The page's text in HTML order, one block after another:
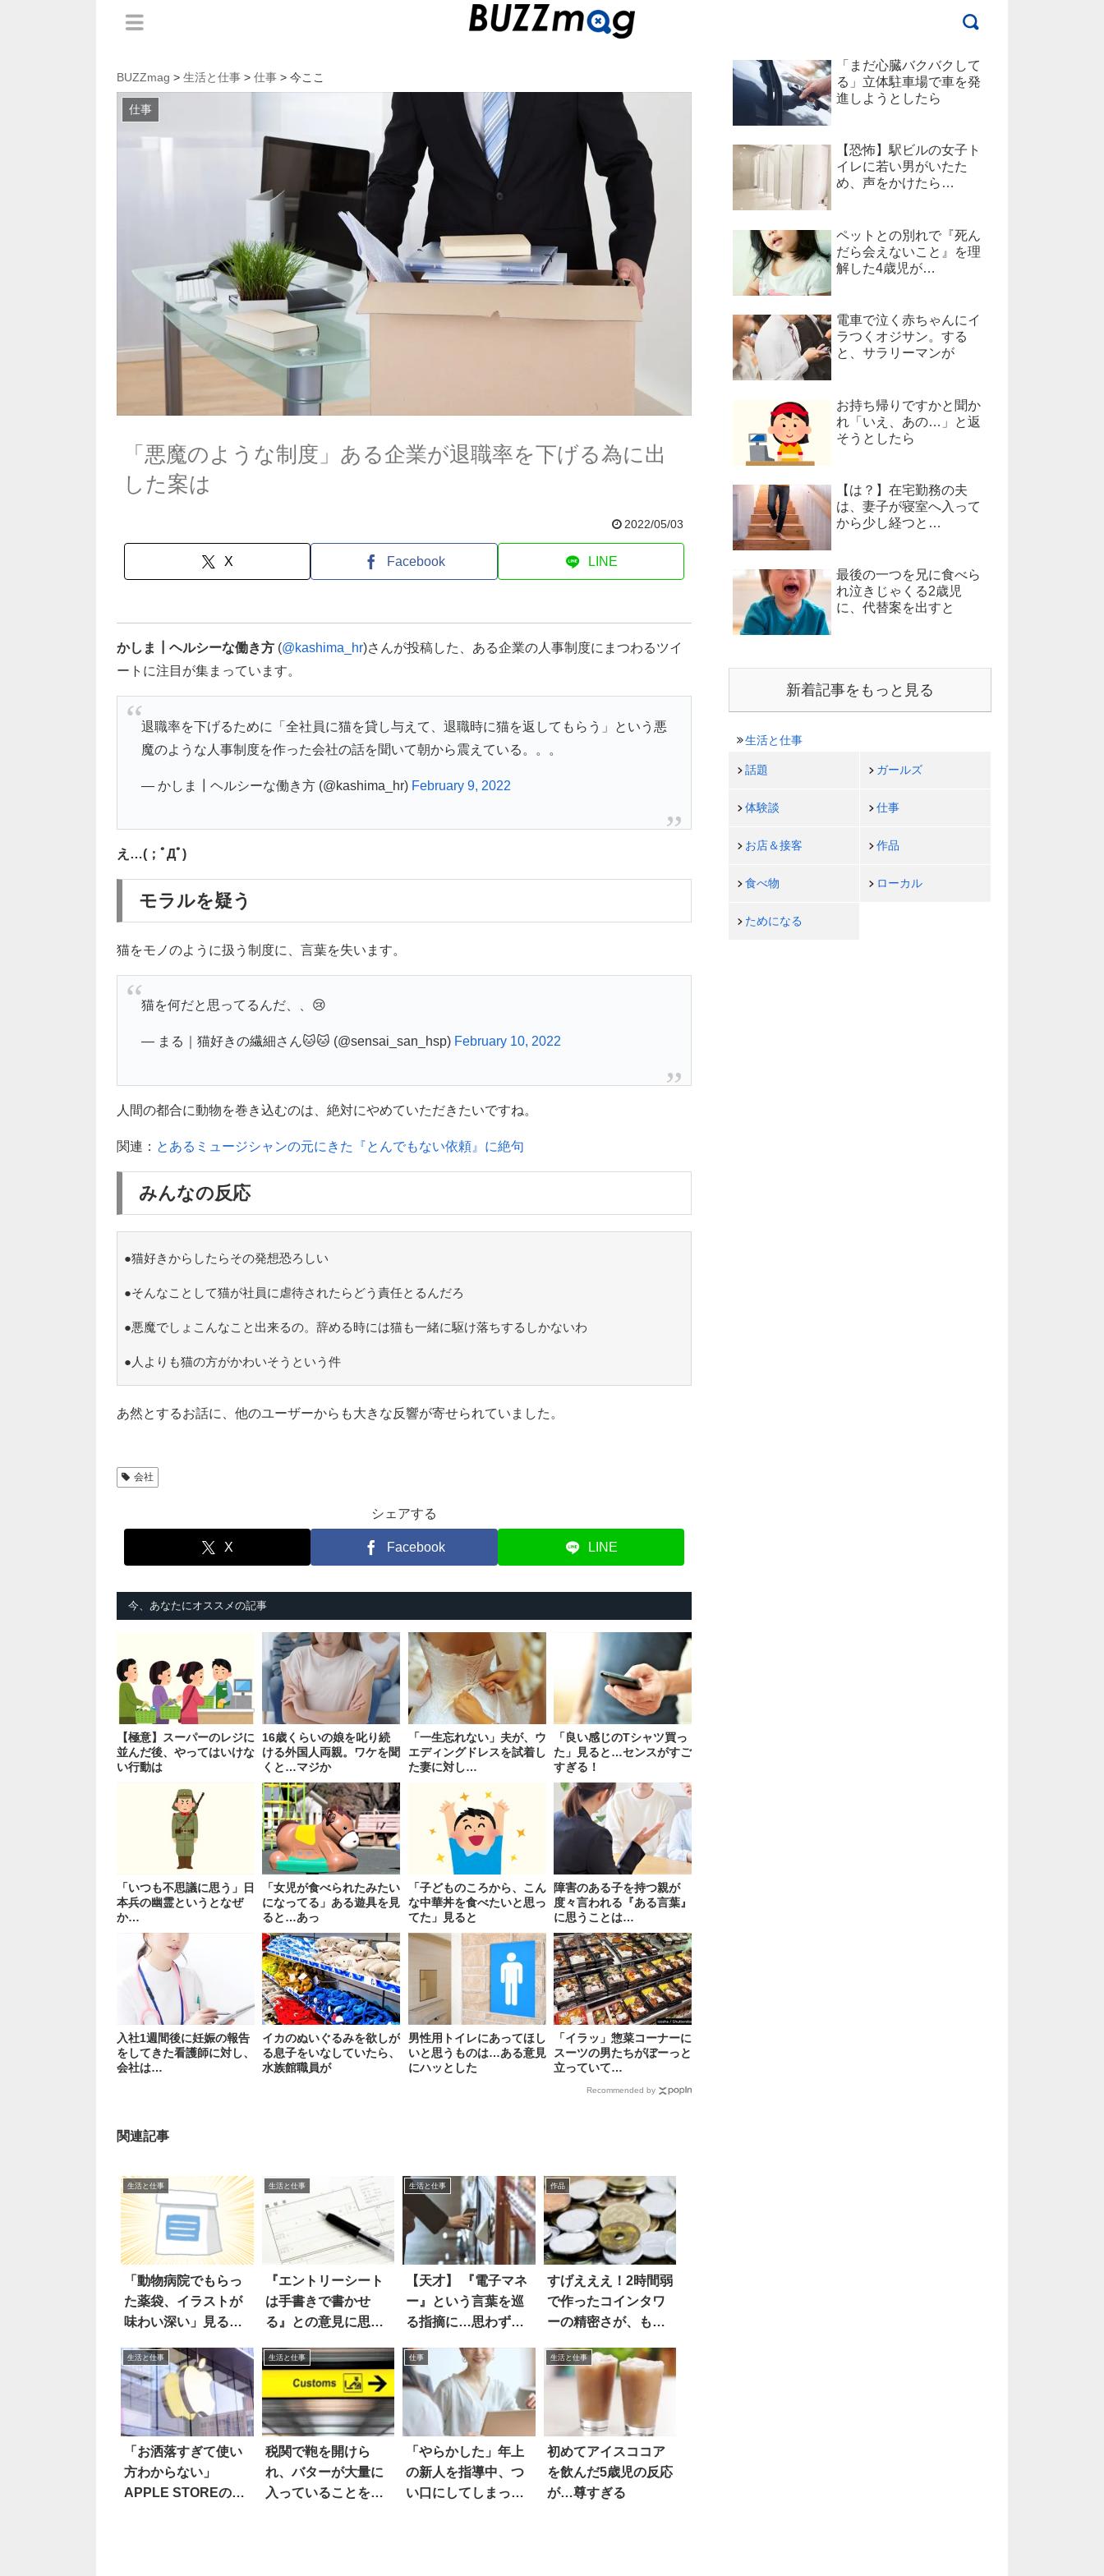
BUZZmag > 生活と仕事 > 仕事 > 今ここ
仕事
「悪魔のような制度」ある企業が退職率を下げる為に出
した案は
2022/05/03
X Facebook LINE
かしま┃ヘルシーな働き方 (@kashima_hr)さんが投稿した、ある企業の人事制度にまつわるツイ
ートに注目が集まっています。
退職率を下げるために「全社員に猫を貸し与えて、退職時に猫を返してもらう」という悪
魔のような人事制度を作った会社の話を聞いて朝から震えている。。。
— かしま┃ヘルシーな働き方 (@kashima_hr) February 9, 2022
え…(；ﾟДﾟ)
モラルを疑う
猫をモノのように扱う制度に、言葉を失います。
猫を何だと思ってるんだ、、😢
— まる｜猫好きの繊細さん🐱🐱 (@sensai_san_hsp) February 10, 2022
人間の都合に動物を巻き込むのは、絶対にやめていただきたいですね。
関連： とあるミュージシャンの元にきた『とんでもない依頼』に絶句
みんなの反応
●猫好きからしたらその発想恐ろしい
●そんなことして猫が社員に虐待されたらどう責任とるんだろ
●悪魔でしょこんなこと出来るの。辞める時には猫も一緒に駆け落ちするしかないわ
●人よりも猫の方がかわいそうという件
あ然とするお話に、他のユーザーからも大きな反響が寄せられていました。
会社
シェアする
X Facebook LINE
今、あなたにオススメの記事
【極意】スーパーのレジに
並んだ後、やってはいけな
い行動は
16歳くらいの娘を叱り続
ける外国人両親。ワケを聞
くと…マジか
「一生忘れない」夫が、ウ
エディングドレスを試着し
た妻に対し…
「良い感じのTシャツ買っ
た」見ると…センスがすご
すぎる！
「いつも不思議に思う」日
本兵の幽霊というとなぜ
か…
「女児が食べられたみたい
になってる」ある遊具を見
ると…あっ
「子どものころから、こん
な中華丼を食べたいと思っ
てた」見ると
障害のある子を持つ親が
度々言われる『ある言葉』
に思うことは…
入社1週間後に妊娠の報告
をしてきた看護師に対し、
会社は…
イカのぬいぐるみを欲しが
る息子をいなしていたら、
水族館職員が
男性用トイレにあってほし
いと思うものは…ある意見
にハッとした
「イラッ」惣菜コーナーに
スーツの男たちがぼーっと
立っていて…
Recommended by
関連記事
生活と仕事
「動物病院でもらっ
た薬袋、イラストが
味わい深い」見る
生活と仕事
『エントリーシート
は手書きで書かせ
る』との意見に思う
生活と仕事
【天才】 『電子マネ
ー』という言葉を巡
る指摘に…思わず吹
作品
すげえええ！2時間弱
で作ったコインタワ
ーの精密さが、もは
生活と仕事
「お洒落すぎて使い
方わからない」
APPLE STOREのト
生活と仕事
税関で鞄を開けら
れ、バターが大量に
入っていることを謝
仕事
「やらかした」年上
の新人を指導中、つ
い口にしてしまった
生活と仕事
初めてアイスココア
を飲んだ5歳児の反応
が…尊すぎる
「まだ心臓バクバクして
る」立体駐車場で車を発
進しようとしたら
【恐怖】駅ビルの女子ト
イレに若い男がいたた
め、声をかけたら…
ペットとの別れで『死ん
だら会えないこと』を理
解した4歳児が…
電車で泣く赤ちゃんにイ
ラつくオジサン。する
と、サラリーマンが
お持ち帰りですかと聞か
れ「いえ、あの…」と返
そうとしたら
【は？】在宅勤務の夫
は、妻子が寝室へ入って
から少し経つと…
最後の一つを兄に食べら
れ泣きじゃくる2歳児
に、代替案を出すと
新着記事をもっと見る
生活と仕事
話題 ガールズ
体験談 仕事
お店＆接客 作品
食べ物 ローカル
ためになる